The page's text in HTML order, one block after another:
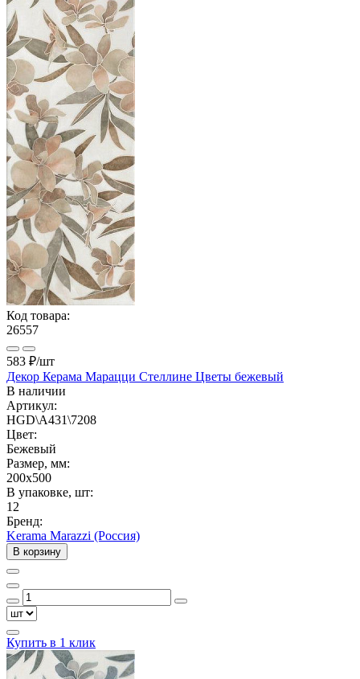
Код товара:
26557
583 ₽/шт
Декор Керама Марацци Стеллине Цветы бежевый
В наличии
Артикул:
HGD\A431\7208
Цвет:
Бежевый
Размер, мм:
200x500
В упаковке, шт:
12
Бренд:
Kerama Marazzi (Россия)
В корзину
Купить в 1 клик